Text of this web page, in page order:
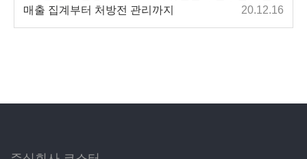
매출 집계부터 처방전 관리까지
20.12.16